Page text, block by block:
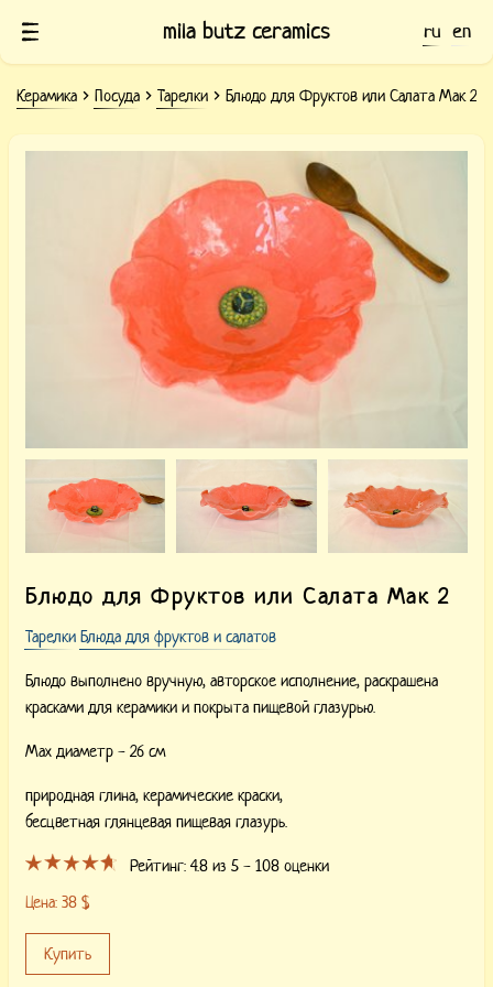
mila butz ceramics ru en
Керамика Посуда Тарелки Блюдо для Фруктов или Салата Мак 2
Керамическое блюдо для фруктов
Блюдо для Фруктов или Салата Мак 2
Тарелки Блюда для фруктов и салатов
Блюдо выполнено вручную, авторское исполнение, раскрашена
красками для керамики и покрыта пищевой глазурью.
Max диаметр - 26 см
природная глина, керамические краски,
бесцветная глянцевая пищевая глазурь.
Рейтинг:4.8 из 5 -108 оценки
Цена: 38 $
Купить